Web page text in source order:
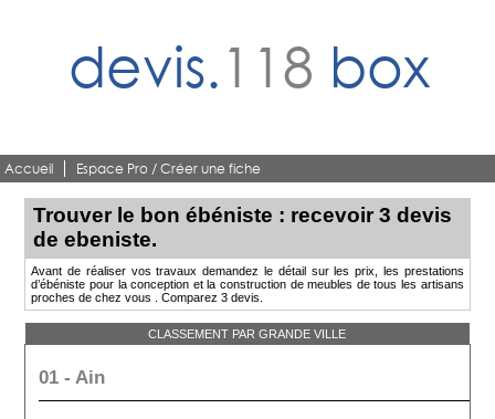
devis.118 box
Accueil Espace Pro / Créer une fiche
Trouver le bon ébéniste : recevoir 3 devis
de ebeniste.
Avant de réaliser vos travaux demandez le détail sur les prix, les prestations
d’ébéniste pour la conception et la construction de meubles de tous les artisans
proches de chez vous . Comparez 3 devis.
CLASSEMENT PAR GRANDE VILLE
01 - Ain